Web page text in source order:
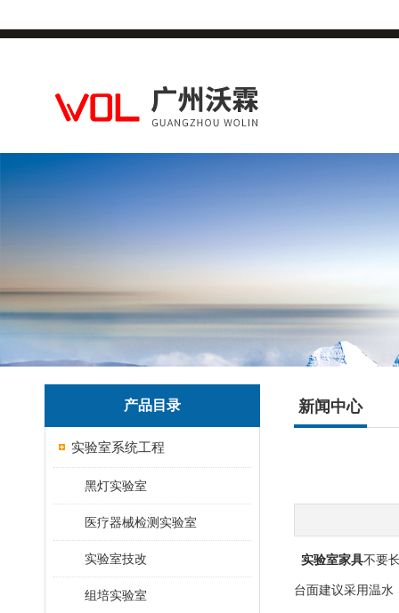
产品目录
实验室系统工程
黑灯实验室
医疗器械检测实验室
实验室技改
组培实验室
新闻中心
实验室家具不要
台面建议采用温水